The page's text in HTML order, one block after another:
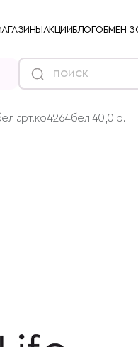
АКЦИИБЛОГОБМЕН
арт.ко4264бел 40,0 р.